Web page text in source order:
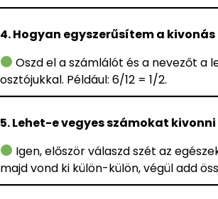
4. Hogyan egyszerűsítem a
Oszd el a számlálót és a nevezőt a
osztójukkal. Például: 6/12 = 1/2.
5. Lehet-e vegyes számokat
Igen, először válaszd szét az
majd vond ki külön-külön, végül add